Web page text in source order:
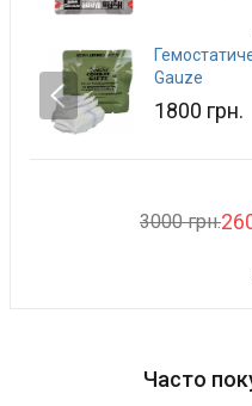
Gauze
1800 грн.
3000 грн.
Часто